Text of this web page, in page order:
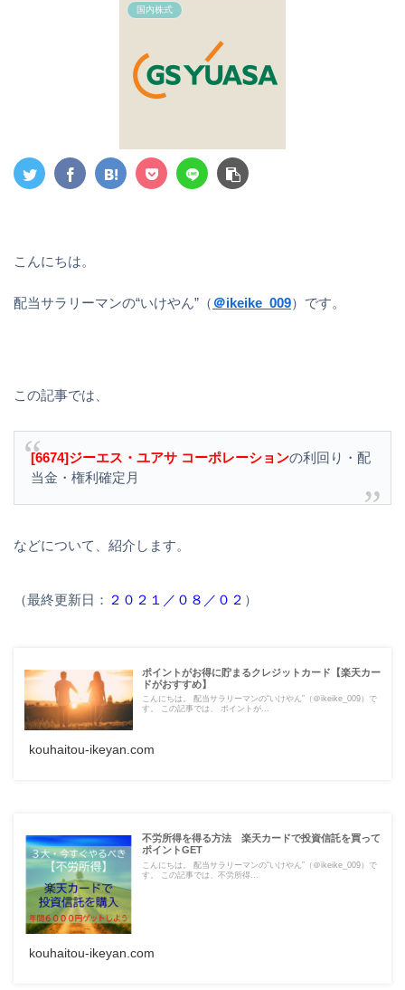
国内株式
こんにちは。
配当サラリーマンの“いけやん”（ ＠ikeike_009）です。
この記事では、
[6674]ジーエス・ユアサ コーポレーションの利回り・配
当金・権利確定月
などについて、紹介します。
（最終更新日： ２０２１／０８／０２ ）
ポイントがお得に貯まるクレジットカード【楽天カー
ドがおすすめ】
こんにちは。 配当サラリーマンの“いけやん”（＠ikeike_009）で
す。 この記事では、 ポイントが...
kouhaitou-ikeyan.com
不労所得を得る方法 楽天カードで投資信託を買って
ポイントGET
こんにちは。 配当サラリーマンの“いけやん”（＠ikeike_009）で
す。 この記事では、不労所得...
kouhaitou-ikeyan.com